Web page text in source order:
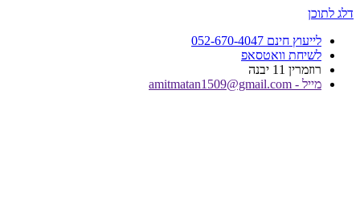
דלג לתוכן
לייעוץ חינם 052-670-4047
לשיחת וואטסאפ
רוזמרין 11 יבנה
מייל - amitmatan1509@gmail.com